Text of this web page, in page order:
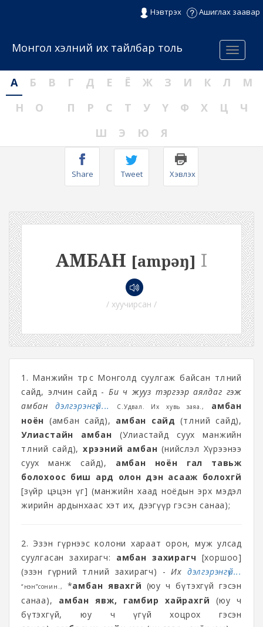
Нэвтрэх Ашиглах заавар
Menu
Монгол хэлний их тайлбар толь
А Б В Г Д Е Ё Ж З И К Л
М
Н
О П Р С Т У Ү Ф Х Ц
Ч
Ш
Э Ю Я
Share Tweet Хэвлэх
АМБАН [ampəŋ] I
/ хуучирсан /
1. Манжийн төрөөс Монголд суулгаж байсан төлөөний
сайд, элчин сайд - Би ч жууз тэргээр аялдаг гэж
амбан дэлгэрэнгүй... С.Удвал. Их хувь заяа.,
амбан
ноён (амбан сайд), амбан сайд (төлөөний сайд),
Улиастайн амбан (Улиастайд суух манжийн
төлөөний сайд),хүрээний амбан (нийслэл Хүрээнээ
суух манж сайд), амбан ноён гал тавьж
болохоос биш ард олон дэн асааж болохгүй
[зүйр цэцэн үг] (манжийн хаад ноёдын эрх мэдэл
жирийн ардынхаас хэт их, дээгүүр гэсэн санаа);
2. Эзэн гүрнээс колони хараат орон, муж улсад
суулгасан захирагч: амбан захирагч [хоршоо]
(эзэн гүрний төлөөний захирагч) -Их дэлгэрэнгүй...
“Үнэн”сонин., *амбан явахгүй (юу ч бүтэхгүй гэсэн
санаа), амбан явж, гамбир хайрахгүй
(юу ч
бүтэхгүй, юу ч үгүй хоцрох гэсэн